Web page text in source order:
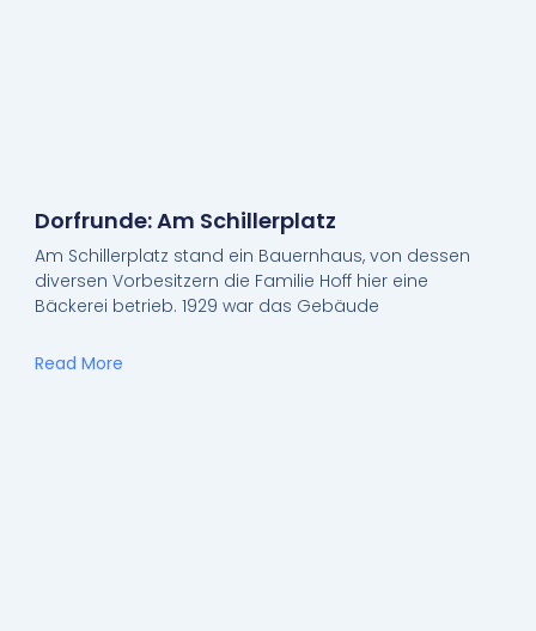
Dorfrunde: Am Schillerplatz
Am Schillerplatz stand ein Bauernhaus, von dessen
diversen Vorbesitzern die Familie Hoff hier eine
Bäckerei betrieb. 1929 war das Gebäude
Read More